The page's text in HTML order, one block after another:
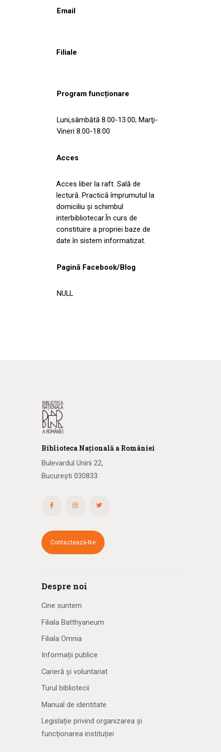
Email
Filiale
Program funcționare
Luni,sâmbătă 8.00-13.00; Marţi-
Vineri 8.00-18.00
Acces
Acces liber la raft. Sală de
lectură. Practică împrumutul la
domiciliu şi schimbul
interbibliotecar.În curs de
constituire a propriei baze de
date în sistem informatizat.
Pagină Facebook/Blog
NULL
Biblioteca Națională a României
Bulevardul Unirii 22,
București 030833
Contactează-Ne
Despre noi
Cine suntem
Filiala Batthyaneum
Filiala Omnia
Informații publice
Carieră și voluntariat
Turul bibliotecii
Manual de identitate
Legislație privind organizarea și
funcționarea instituției